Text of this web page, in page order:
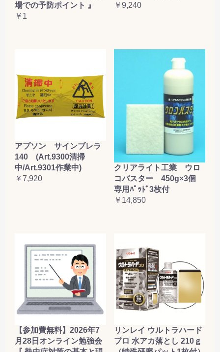
場での予防ポイント 』
￥1
￥9,240
アプソン サインブレラ
140 (Art.9300清掃
中/Art.9301作業中)
￥7,920
クリアライト工業 ウロ
コバスター 450g×3個
専用ﾊﾟｯﾄﾞ3枚付
￥14,850
【参加費無料】2026年7
月28日オンライン勉強会
リンレイ ウルトラハード
プロ 水アカ落とし 210ｇ